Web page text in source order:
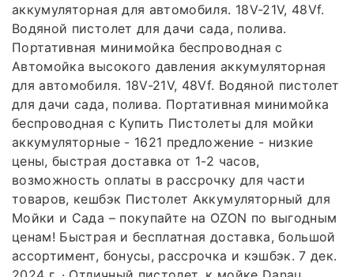
аккумуляторная для автомобиля. 18V-21V, 48Vf.
Водяной пистолет для дачи сада, полива.
Портативная минимойка беспроводная с
Автомойка высокого давления аккумуляторная
для автомобиля. 18V-21V, 48Vf. Водяной пистолет
для дачи сада, полива. Портативная минимойка
беспроводная с Купить Пистолеты для мойки
аккумуляторные - 1621 предложение - низкие
цены, быстрая доставка от 1-2 часов,
возможность оплаты в рассрочку для части
товаров, кешбэк Пистолет Аккумуляторный для
Мойки и Сада – покупайте на OZON по выгодным
ценам! Быстрая и бесплатная доставка, большой
ассортимент, бонусы, рассрочка и кэшбэк. 7 дек.